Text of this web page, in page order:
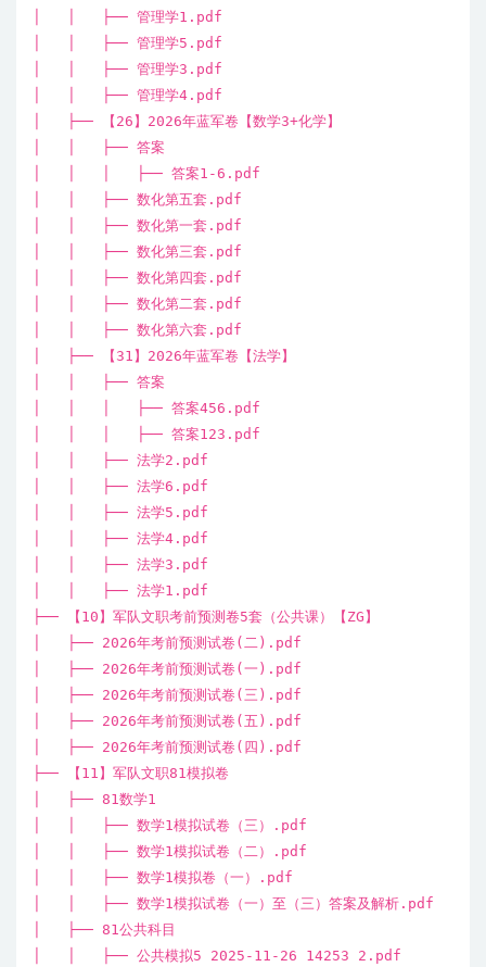
│ │ ├── 管理学1.pdf
│ │ ├── 管理学5.pdf
│ │ ├── 管理学3.pdf
│ │ ├── 管理学4.pdf
│ ├── 【26】2026年蓝军卷【数学3+化学】
│ │ ├── 答案
│ │ │ ├── 答案1-6.pdf
│ │ ├── 数化第五套.pdf
│ │ ├── 数化第一套.pdf
│ │ ├── 数化第三套.pdf
│ │ ├── 数化第四套.pdf
│ │ ├── 数化第二套.pdf
│ │ ├── 数化第六套.pdf
│ ├── 【31】2026年蓝军卷【法学】
│ │ ├── 答案
│ │ │ ├── 答案456.pdf
│ │ │ ├── 答案123.pdf
│ │ ├── 法学2.pdf
│ │ ├── 法学6.pdf
│ │ ├── 法学5.pdf
│ │ ├── 法学4.pdf
│ │ ├── 法学3.pdf
│ │ ├── 法学1.pdf
├── 【10】军队文职考前预测卷5套（公共课）【ZG】
│ ├── 2026年考前预测试卷(二).pdf
│ ├── 2026年考前预测试卷(一).pdf
│ ├── 2026年考前预测试卷(三).pdf
│ ├── 2026年考前预测试卷(五).pdf
│ ├── 2026年考前预测试卷(四).pdf
├── 【11】军队文职81模拟卷
│ ├── 81数学1
│ │ ├── 数学1模拟试卷（三）.pdf
│ │ ├── 数学1模拟试卷（二）.pdf
│ │ ├── 数学1模拟卷（一）.pdf
│ │ ├── 数学1模拟试卷（一）至（三）答案及解析.pdf
│ ├── 81公共科目
│ │ ├── 公共模拟5 2025-11-26 14253 2.pdf